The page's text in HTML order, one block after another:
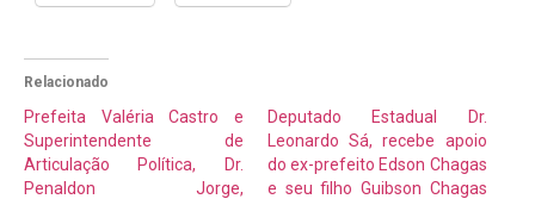
Relacionado
Prefeita Valéria Castro e
Superintendente de
Articulação Política, Dr.
Penaldon Jorge,
Deputado Estadual Dr.
Leonardo Sá, recebe apoio
do ex-prefeito Edson Chagas
e seu filho Guibson Chagas